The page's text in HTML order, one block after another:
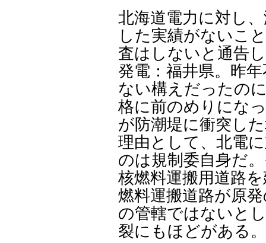
北海道電力に対し
した実績がないこ
査はしないと通告
発電：福井県。昨
ない構えだったの
格に前のめりにな
が防潮堤に衝突し
理由として、北電
のは規制委自身だ
核燃料運搬用道路
燃料運搬道路が原
の管轄ではないと
裂にもほどがある